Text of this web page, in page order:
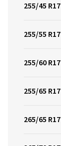
255/45 R17
255/55 R17
255/60 R17
255/65 R17
265/65 R17